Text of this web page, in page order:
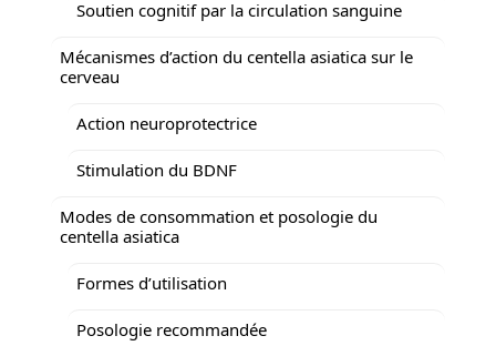
Soutien cognitif par la circulation sanguine
Mécanismes d’action du centella asiatica sur le
cerveau
Action neuroprotectrice
Stimulation du BDNF
Modes de consommation et posologie du
centella asiatica
Formes d’utilisation
Posologie recommandée